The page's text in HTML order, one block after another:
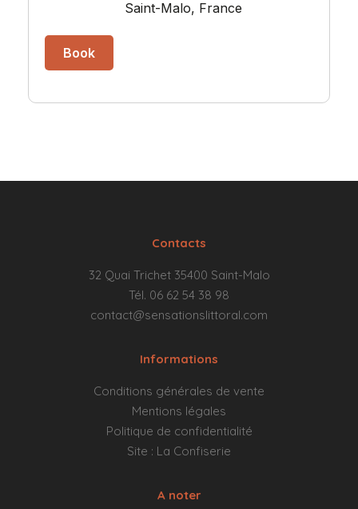
Contacts
32 Quai Trichet 35400 Saint-Malo
Tél. 06 62 54 38 98
contact@sensationslittoral.com
Informations
Conditions générales de vente
Mentions légales
Politique de confidentialité
Site : La Confiserie
A noter